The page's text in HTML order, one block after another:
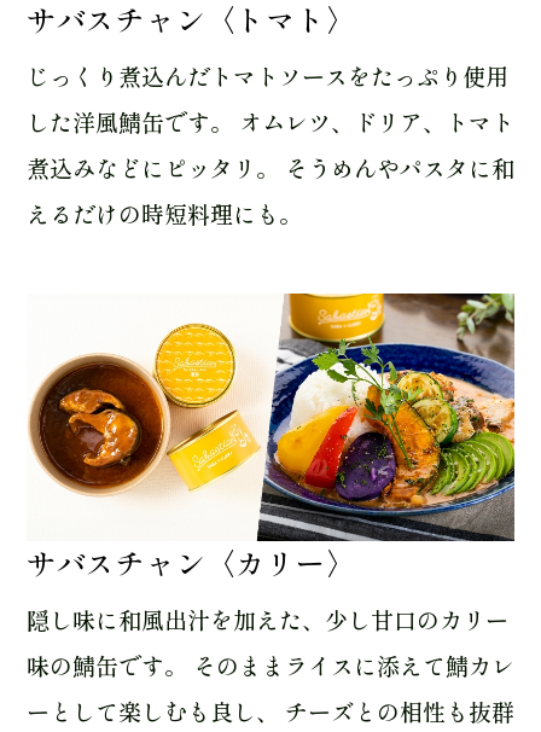
サバスチャン〈トマト〉
じっくり煮込んだトマトソースをたっぷり使用
した洋風鯖缶です。 オムレツ、ドリア、トマト
煮込みなどにピッタリ。 そうめんやパスタに和
えるだけの時短料理にも。
サバスチャン〈カリー〉
隠し味に和風出汁を加えた、少し甘口のカリー
味の鯖缶です。 そのままライスに添えて鯖カレ
ーとして楽しむも良し、 チーズとの相性も抜群